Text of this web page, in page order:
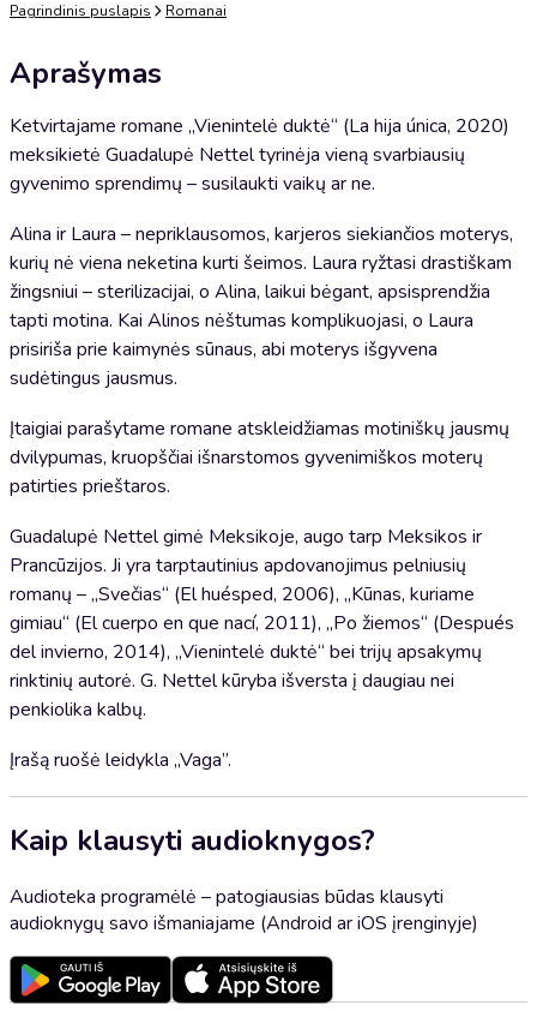
Pagrindinis puslapis Romanai
Aprašymas
Ketvirtajame romane „Vienintelė duktė“ (La hija única, 2020)
meksikietė Guadalupė Nettel tyrinėja vieną svarbiausių
gyvenimo sprendimų – susilaukti vaikų ar ne.
Alina ir Laura – nepriklausomos, karjeros siekiančios moterys,
kurių nė viena neketina kurti šeimos. Laura ryžtasi drastiškam
žingsniui – sterilizacijai, o Alina, laikui bėgant, apsisprendžia
tapti motina. Kai Alinos nėštumas komplikuojasi, o Laura
prisiriša prie kaimynės sūnaus, abi moterys išgyvena
sudėtingus jausmus.
Įtaigiai parašytame romane atskleidžiamas motiniškų jausmų
dvilypumas, kruopščiai išnarstomos gyvenimiškos moterų
patirties prieštaros.
Guadalupė Nettel gimė Meksikoje, augo tarp Meksikos ir
Prancūzijos. Ji yra tarptautinius apdovanojimus pelniusių
romanų – „Svečias“ (El huésped, 2006), „Kūnas, kuriame
gimiau“ (El cuerpo en que nací, 2011), „Po žiemos“ (Después
del invierno, 2014), „Vienintelė duktė“ bei trijų apsakymų
rinktinių autorė. G. Nettel kūryba išversta į daugiau nei
penkiolika kalbų.
Įrašą ruošė leidykla „Vaga”.
Kaip klausyti audioknygos?
Audioteka programėlė – patogiausias būdas klausyti
audioknygų savo išmaniajame (Android ar iOS įrenginyje)